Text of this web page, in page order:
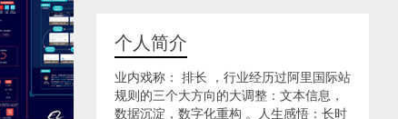
个人简介
业内戏称： 排长 ，行业经历过阿里国际站
规则的三个大方向的大调整：文本信息，
数据沉淀，数字化重构 。人生感悟：长时